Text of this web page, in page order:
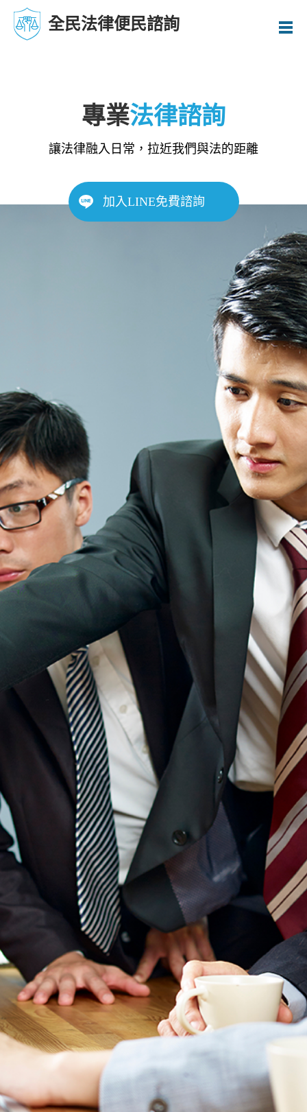
全民法律便民諮詢
專業法律諮詢
讓法律融入日常，拉近我們與法的距離
加入LINE免費諮詢